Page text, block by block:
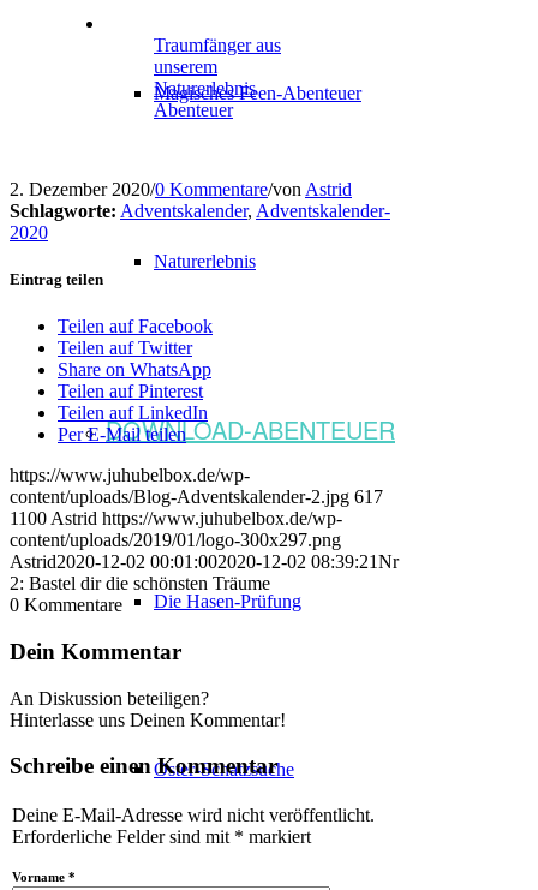
Magisches Feen-Abenteuer
Naturerlebnis
DOWNLOAD-ABENTEUER
Die Hasen-Prüfung
Oster-Schatzsuche
Traumfänger aus
unserem
Naturerlebnis
Abenteuer
2. Dezember 2020/0 Kommentare/von Astrid
Schlagworte: Adventskalender, Adventskalender-
2020
Eintrag teilen
Teilen auf Facebook
Teilen auf Twitter
Share on WhatsApp
Teilen auf Pinterest
Teilen auf LinkedIn
Per E-Mail teilen
https://www.juhubelbox.de/wp-
content/uploads/Blog-Adventskalender-2.jpg 617
1100 Astrid https://www.juhubelbox.de/wp-
content/uploads/2019/01/logo-300x297.png
Astrid2020-12-02 00:01:002020-12-02 08:39:21Nr
2: Bastel dir die schönsten Träume
0 Kommentare
Dein Kommentar
An Diskussion beteiligen?
Hinterlasse uns Deinen Kommentar!
Schreibe einen Kommentar
Deine E-Mail-Adresse wird nicht veröffentlicht.
Erforderliche Felder sind mit * markiert
Vorname *